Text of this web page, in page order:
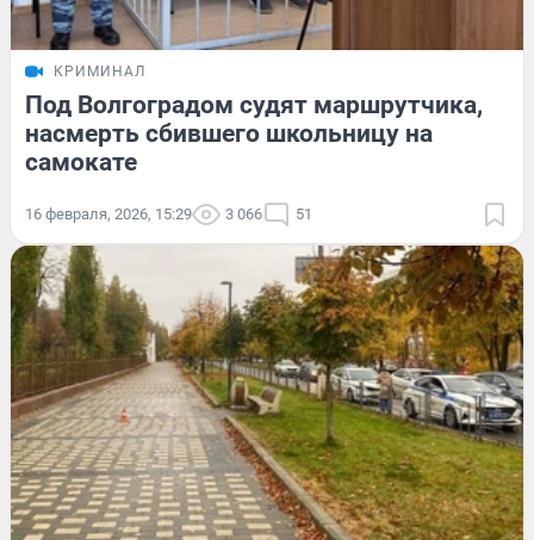
КРИМИНАЛ
Под Волгоградом судят маршрутчика,
насмерть сбившего школьницу на
самокате
16 февраля, 2026, 15:29 3 066 51